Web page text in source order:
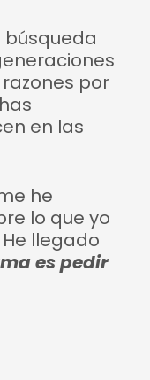
búsqueda
por
en las
he
lo que yo
llegado
es pedir